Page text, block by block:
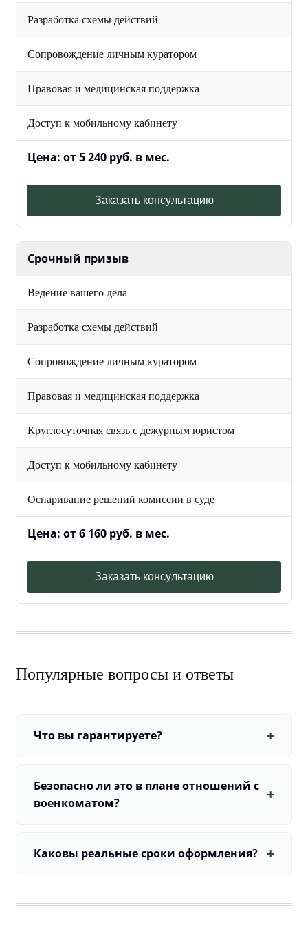
Разработка схемы действий
Сопровождение личным куратором
Правовая и медицинская поддержка
Доступ к мобильному кабинету
Цена: от 5 240 руб. в мес.
Заказать консультацию
Срочный призыв
Ведение вашего дела
Разработка схемы действий
Сопровождение личным куратором
Правовая и медицинская поддержка
Круглосуточная связь с дежурным юристом
Доступ к мобильному кабинету
Оспаривание решений комиссии в суде
Цена: от 6 160 руб. в мес.
Заказать консультацию
Популярные вопросы и ответы
Что вы гарантируете?
Безопасно ли это в плане отношений с
военкоматом?
Каковы реальные сроки оформления?